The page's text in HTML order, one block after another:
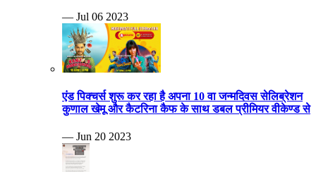
— Jul 06 2023
एंड पिक्चर्स शुरू कर रहा है अपना 10 वा जन्मदिवस सेलिब्रेशन
कुणाल खेमू और कैटरिना कैफ के साथ डबल प्रीमियर वीकेण्ड से
— Jun 20 2023